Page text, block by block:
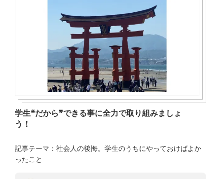
学生❝だから❞できる事に全力で取り組みましょ
う！
記事テーマ：社会人の後悔。学生のうちにやっておけばよか
ったこと